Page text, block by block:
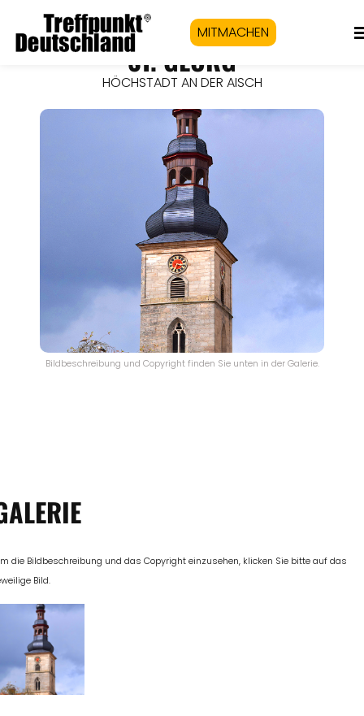
MITMACHEN
ST. GEORG
HÖCHSTADT AN DER AISCH
Bildbeschreibung und Copyright finden Sie unten in der Galerie.
die Bildbeschreibung und das Copyright einzusehen, klicken Sie bitte auf das
Bild.